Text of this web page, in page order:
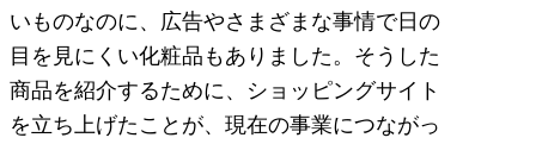
いものなのに、広告やさまざまな事情で日の
目を見にくい化粧品もありました。そうした
商品を紹介するために、ショッピングサイト
を立ち上げたことが、現在の事業につながっ